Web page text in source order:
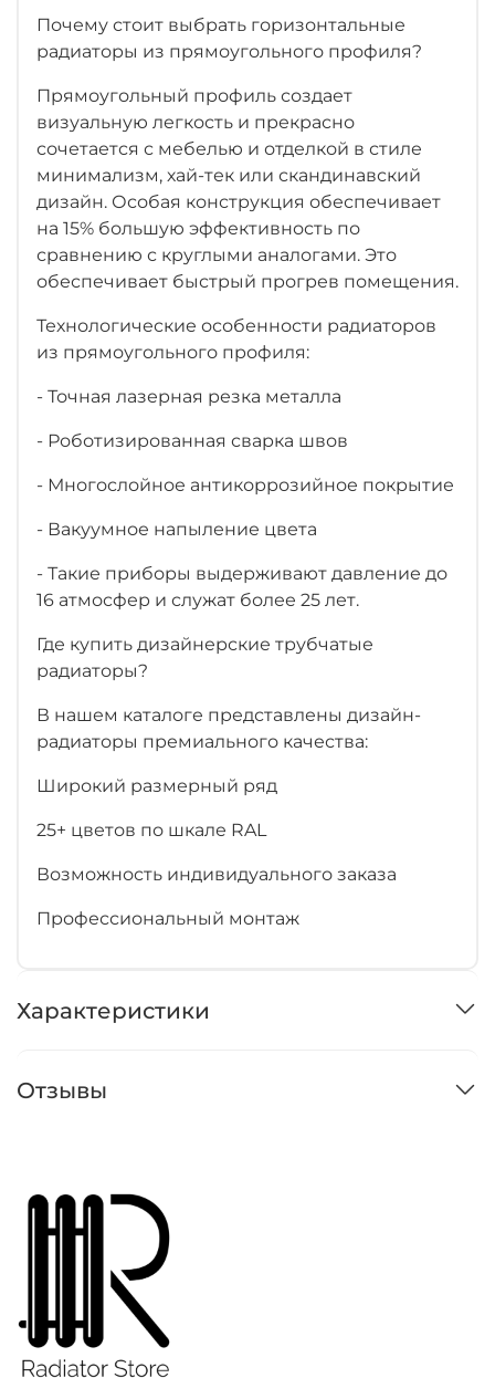
Почему стоит выбрать горизонтальные
радиаторы из прямоугольного профиля?
Прямоугольный профиль создает
визуальную легкость и прекрасно
сочетается с мебелью и отделкой в стиле
минимализм, хай-тек или скандинавский
дизайн. Особая конструкция обеспечивает
на 15% большую эффективность по
сравнению с круглыми аналогами. Это
обеспечивает быстрый прогрев помещения.
Технологические особенности радиаторов
из прямоугольного профиля:
- Точная лазерная резка металла
- Роботизированная сварка швов
- Многослойное антикоррозийное покрытие
- Вакуумное напыление цвета
- Такие приборы выдерживают давление до
16 атмосфер и служат более 25 лет.
Где купить дизайнерские трубчатые
радиаторы?
В нашем каталоге представлены дизайн-
радиаторы премиального качества:
Широкий размерный ряд
25+ цветов по шкале RAL
Возможность индивидуального заказа
Профессиональный монтаж
Характеристики
Отзывы